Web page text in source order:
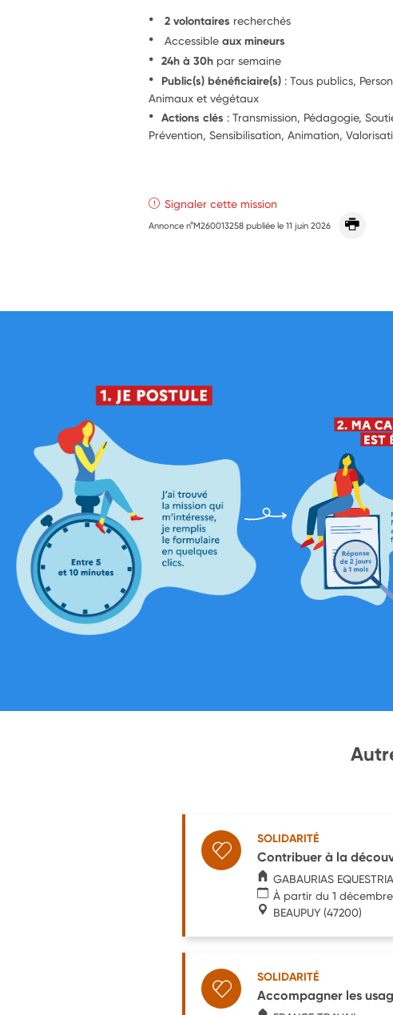
2 volontaires recherchés
Accessibleaux mineurs
24h à 30h par semaine
Public(s) bénéficiaire(s) : Tous publics,
Animaux et végétaux
Actions clés : Transmission, Pédagogie,
Prévention, Sensibilisation, Animation,
Signaler cette mission
Annonce n°M260013258 publiée le11 juin 2026
SOLIDARITÉ
Contribuer à la
GABAURIAS
À partir du 1
BEAUPUY (47200)
SOLIDARITÉ
Accompagner les